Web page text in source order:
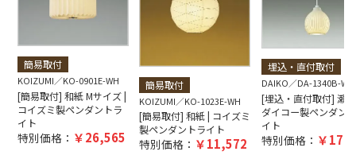
簡易取付
KOIZUMI KO-0901E-WH
[簡易取付] 和紙 Mサイズ |
コイズミ製ペンダントラ
イト
特別価格： 26,565
簡易取付
KOIZUMI KO-1023E-WH
[簡易取付] 和紙 | コイズミ
製ペンダントライト
特別価格： 11,572
埋込・直付取付
DAIKO DA-1340B-WH
[埋込・直付取付] 瀬
ダイコー製ペンダン
イト
特別価格：